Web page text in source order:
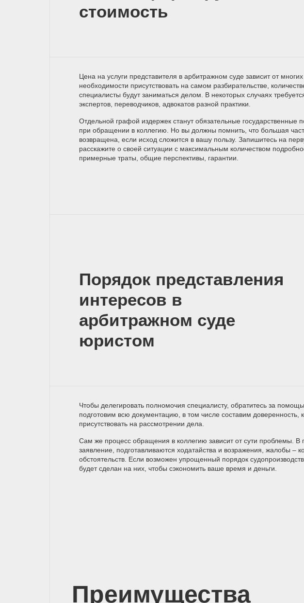
стоимость
Цена на услуги представителя в арбитражном суде зависит от
необходимости присутствовать на самом разбирательстве,
специалисты будут заниматься делом. В некоторых случаях
экспертов, переводчиков, адвокатов разной практики.
Отдельной графой издержек станут обязательные
при обращении в коллегию. Но вы должны помнить, что большая
возвращена, если исход сложится в вашу пользу. Запишитесь на
расскажите о своей ситуации с максимальным количеством
примерные траты, общие перспективы, гарантии.
Порядок представления
интересов в
арбитражном суде
юристом
Чтобы делегировать полномочия специалисту, обратитесь за
подготовим всю документацию, в том числе составим доверенность,
присутствовать на рассмотрении дела.
Сам же процесс обращения в коллегию зависит от сути проблемы. В
заявление, подготавливаются ходатайства и возражения, жалобы –
обстоятельств. Если возможен упрощенный порядок
будет сделан на них, чтобы сэкономить ваше время и деньги.
Преимущества